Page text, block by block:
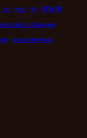
utp was wi www
в Москве
сплит-система